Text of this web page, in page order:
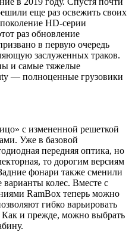
еще раз освежить своих
HD-серии
раз обновление
в первую очередь
заслуженных траков.
и самые тяжелые
— полноценные грузовики
с измененной решеткой
Уже в базовой
передняя оптика, но
то дорогим версиям
фонари также сменили
колес. Вместе с
RamBox теперь можно
гибко варьировать
Как и прежде, можно выбрать